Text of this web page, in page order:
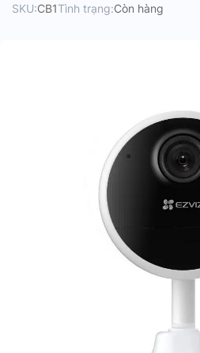
SKU:CB1Tình trạng:Còn hàng